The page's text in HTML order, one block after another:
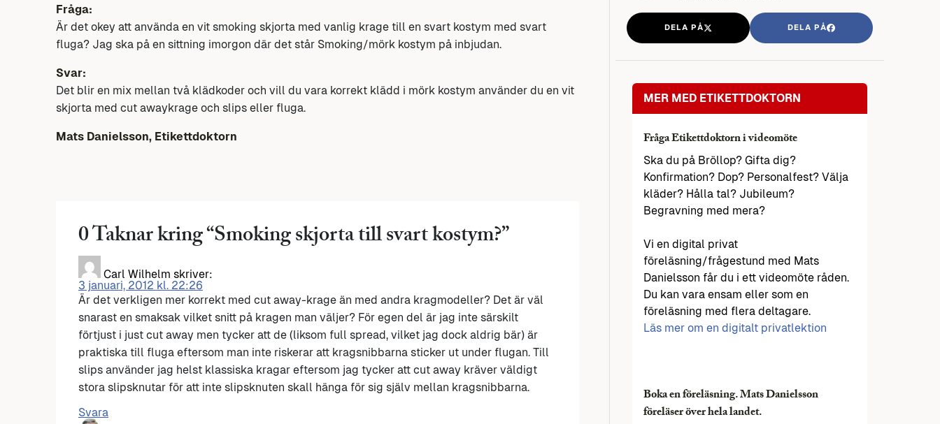
Fråga:
Är det okey att använda en vit smoking skjorta med vanlig krage till en svart kostym med svart
fluga? Jag ska på en sittning imorgon där det står Smoking/mörk kostym på inbjudan.
Svar:
Det blir en mix mellan två klädkoder och vill du vara korrekt klädd i mörk kostym använder du en vit
skjorta med cut awaykrage och slips eller fluga.
Mats Danielsson, Etikettdoktorn
0 Taknar kring “Smoking skjorta till svart kostym?”
Carl Wilhelm skriver:
3 januari, 2012 kl. 22:26
Är det verkligen mer korrekt med cut away-krage än med andra kragmodeller? Det är väl
snarast en smaksak vilket snitt på kragen man väljer? För egen del är jag inte särskilt
förtjust i just cut away men tycker att de (liksom full spread, vilket jag dock aldrig bär) är
praktiska till fluga eftersom man inte riskerar att kragsnibbarna sticker ut under flugan. Till
slips använder jag helst klassiska kragar eftersom jag tycker att cut away kräver väldigt
stora slipsknutar för att inte slipsknuten skall hänga för sig själv mellan kragsnibbarna.
Svara
DELA PÅ DELA PÅ
MER MED ETIKETTDOKTORN
Fråga Etikettdoktorn i videomöte
Ska du på Bröllop? Gifta dig?
Konfirmation? Dop? Personalfest? Välja
kläder? Hålla tal? Jubileum?
Begravning med mera?
Vi en digital privat
föreläsning/frågestund med Mats
Danielsson får du i ett videomöte råden.
Du kan vara ensam eller som en
föreläsning med flera deltagare.
Läs mer om en digitalt privatlektion
Boka en föreläsning. Mats Danielsson
föreläser över hela landet.